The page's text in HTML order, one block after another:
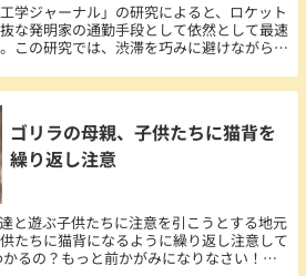
学ジャーナル」の研究によると、ロケット
な発明家の通勤手段として依然として最速
この研究では、渋滞を巧みに避けながら街
ゴリラの母親、子供たちに猫背を
繰り返し注意
と遊ぶ子供たちに注意を引こうとする地元
たちに猫背になるように繰り返し注意して
るの？もっと前かがみになりなさい！」